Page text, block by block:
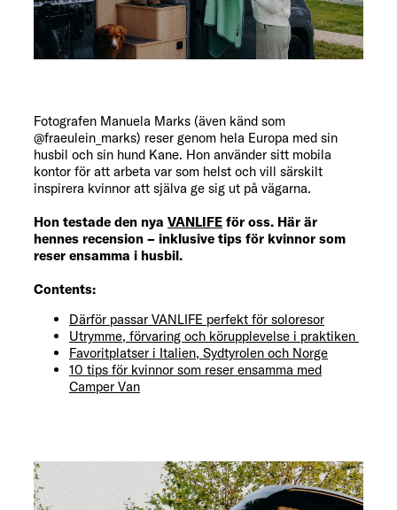
Fotografen Manuela Marks (även känd som
@fraeulein_marks) reser genom hela Europa med sin
husbil och sin hund Kane. Hon använder sitt mobila
kontor för att arbeta var som helst och vill särskilt
inspirera kvinnor att själva ge sig ut på vägarna.
Hon testade den nya VANLIFE för oss. Här är
hennes recension – inklusive tips för kvinnor som
reser ensamma i husbil.
Contents:
Därför passar VANLIFE perfekt för soloresor
Utrymme, förvaring och körupplevelse i praktiken
Favoritplatser i Italien, Sydtyrolen och Norge
10 tips för kvinnor som reser ensamma med
Camper Van